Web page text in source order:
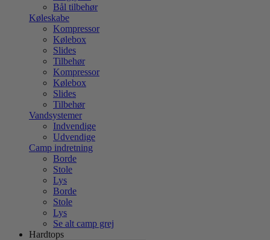
Bål tilbehør
Køleskabe
Kompressor
Kølebox
Slides
Tilbehør
Kompressor
Kølebox
Slides
Tilbehør
Vandsystemer
Indvendige
Udvendige
Camp indretning
Borde
Stole
Lys
Borde
Stole
Lys
Se alt camp grej
Hardtops